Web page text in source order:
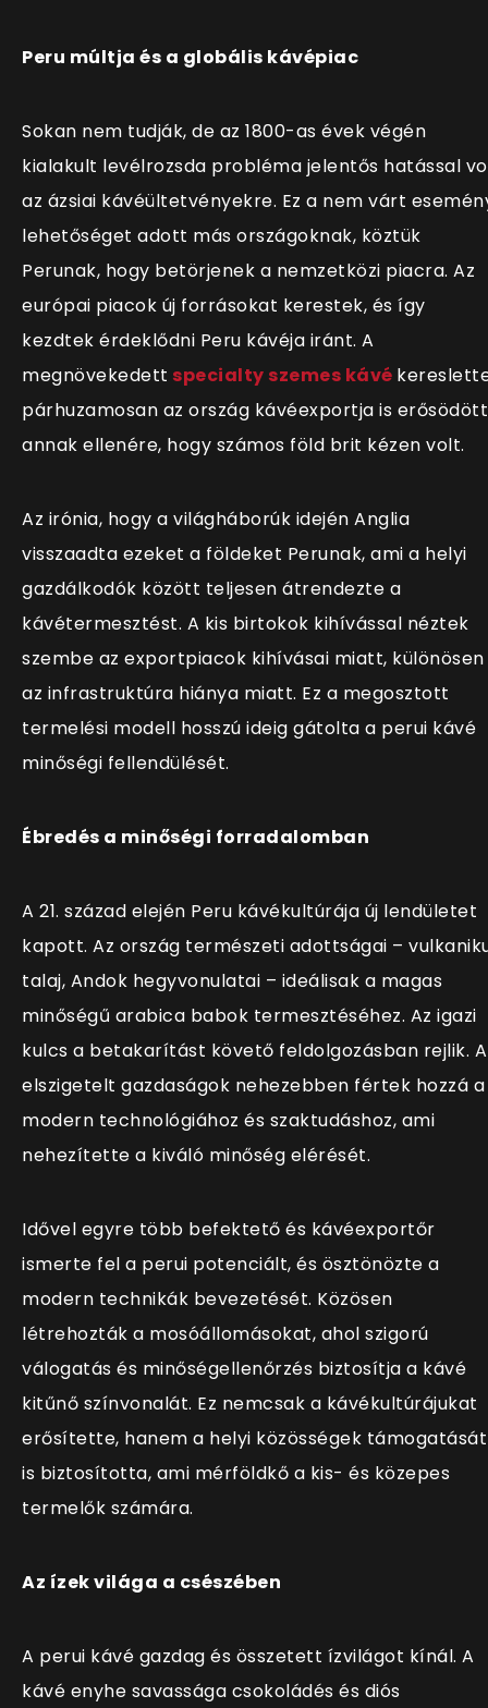
Peru múltja és a globális kávépiac
Sokan nem tudják, de az 1800-as évek végén
kialakult levélrozsda probléma jelentős hatással
az ázsiai kávéültetvényekre. Ez a nem várt
lehetőséget adott más országoknak, köztük
Perunak, hogy betörjenek a nemzetközi piacra. Az
európai piacok új forrásokat kerestek, és így
kezdtek érdeklődni Peru kávéja iránt. A
megnövekedett specialty szemes kávé
párhuzamosan az ország kávéexportja is
annak ellenére, hogy számos föld brit kézen volt.
Az irónia, hogy a világháborúk idején Anglia
visszaadta ezeket a földeket Perunak, ami a helyi
gazdálkodók között teljesen átrendezte a
kávétermesztést. A kis birtokok kihívással néztek
szembe az exportpiacok kihívásai miatt, különösen
az infrastruktúra hiánya miatt. Ez a megosztott
termelési modell hosszú ideig gátolta a perui kávé
minőségi fellendülését.
Ébredés a minőségi forradalomban
A 21. század elején Peru kávékultúrája új lendületet
kapott. Az ország természeti adottságai –
talaj, Andok hegyvonulatai – ideálisak a magas
minőségű arabica babok termesztéséhez. Az igazi
kulcs a betakarítást követő feldolgozásban rejlik.
elszigetelt gazdaságok nehezebben fértek hozzá a
modern technológiához és szaktudáshoz, ami
nehezítette a kiváló minőség elérését.
Idővel egyre több befektető és kávéexportőr
ismerte fel a perui potenciált, és ösztönözte a
modern technikák bevezetését. Közösen
létrehozták a mosóállomásokat, ahol szigorú
válogatás és minőségellenőrzés biztosítja a kávé
kitűnő színvonalát. Ez nemcsak a kávékultúrájukat
erősítette, hanem a helyi közösségek támogatását
is biztosította, ami mérföldkő a kis- és közepes
termelők számára.
Az ízek világa a csészében
A perui kávé gazdag és összetett ízvilágot kínál. A
kávé enyhe savassága csokoládés és diós